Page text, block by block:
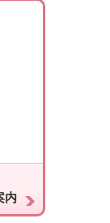
内